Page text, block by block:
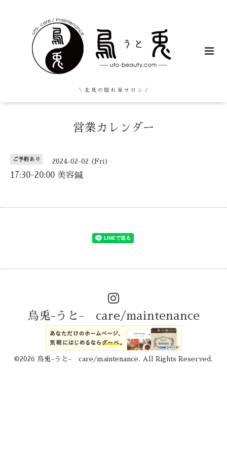
＼ 北 見 の 隠 れ 家 サ ロ ン ／
営業カレンダー
ご予約あり 2024-02-02 (Fri)
17:30-20:00 美容鍼
烏兎-うと- care/maintenance
©2026 烏兎-うと- care/maintenance . All Rights Reserved.